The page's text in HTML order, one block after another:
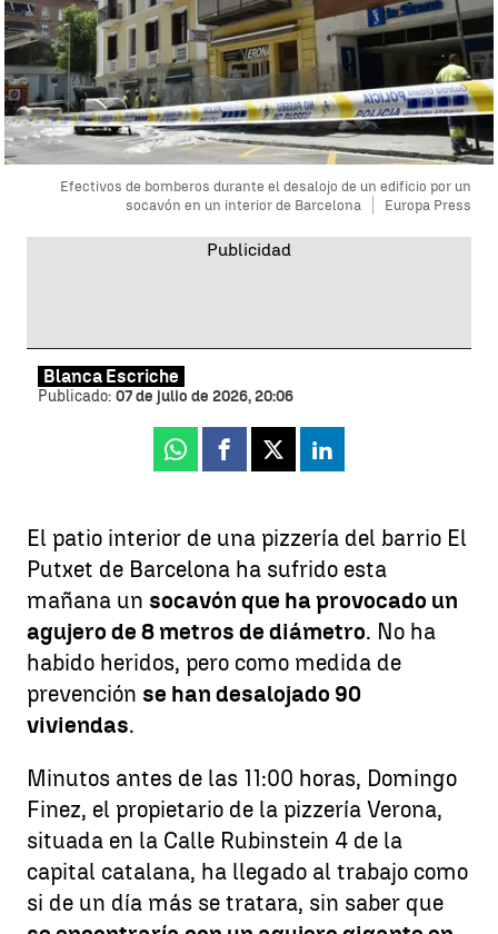
Efectivos de bomberos durante el desalojo de un edificio por un
socavón en un interior de Barcelona
Europa Press
Blanca Escriche
Publicado: 07 de julio de 2026, 20:06
Whatsapp
Facebook
X Linkedin
El patio interior de una pizzería del barrio El
Putxet de Barcelona ha sufrido esta
mañana un socavón que ha provocado un
agujero de 8 metros de diámetro. No ha
habido heridos, pero como medida de
prevención se han desalojado 90
viviendas.
Minutos antes de las 11:00 horas, Domingo
Finez, el propietario de la pizzería Verona,
situada en la Calle Rubinstein 4 de la
capital catalana, ha llegado al trabajo como
si de un día más se tratara, sin saber que